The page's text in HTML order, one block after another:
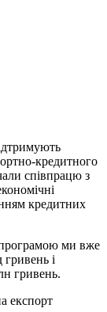
кредитного
співпрацю з
кредитних
програмою ми вже
і
гривень.
експорт